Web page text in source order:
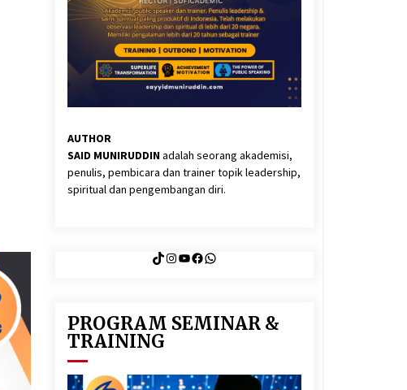
Eksistensi Iran dalam Tiga Ayat:
Memahami Aliansi Yahudi dan
Kristen dalam Dinamika Nubuwwat
5 months ago
AUTHOR
SAID MUNIRUDDINadalah seorang akademisi,
penulis, pembicara dan trainer topik leadership,
spiritual dan pengembangan diri.
TikTok
Instagram
YouTube
Facebook
WhatsApp
PROGRAM SEMINAR &
TRAINING